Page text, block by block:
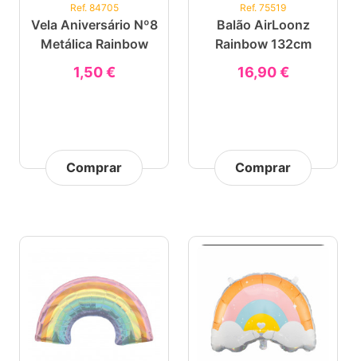
Ref. 84705
Vela Aniversário Nº8
Metálica Rainbow
1,50 €
Comprar
Ref. 75519
Balão AirLoonz
Rainbow 132cm
16,90 €
Comprar